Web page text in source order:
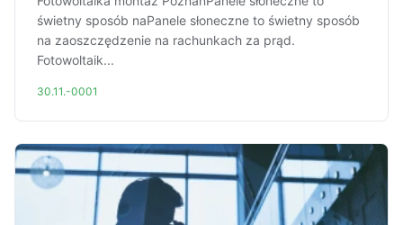
świetny sposób naPanele słoneczne to świetny sposób
na zaoszczędzenie na rachunkach za prąd.
Fotowoltaik...
30.11.-0001